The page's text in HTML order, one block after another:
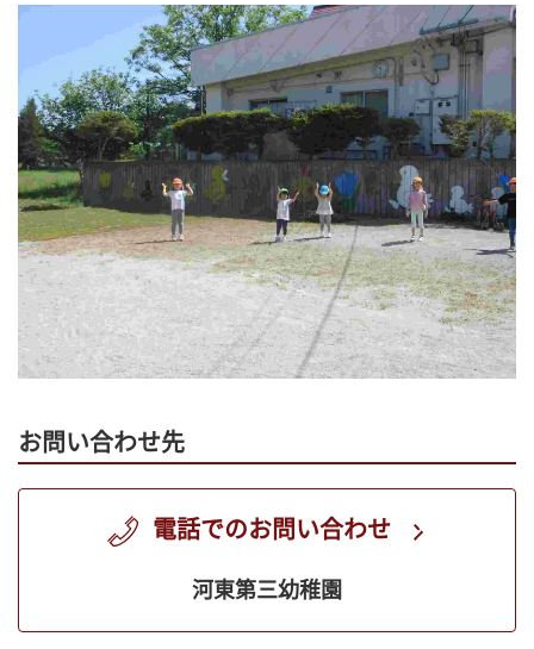
お問い合わせ先
電話でのお問い合わせ
河東第三幼稚園